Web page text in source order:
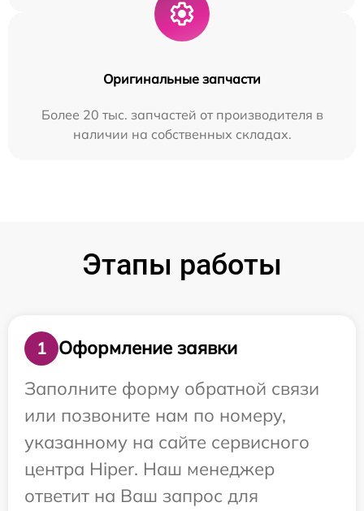
Оригинальные запчасти
Более 20 тыс. запчастей от производителя в
наличии на собственных складах.
Этапы работы
1
Оформление заявки
Заполните форму обратной связи
или позвоните нам по номеру,
указанному на сайте сервисного
центра Hiper. Наш менеджер
ответит на Ваш запрос для